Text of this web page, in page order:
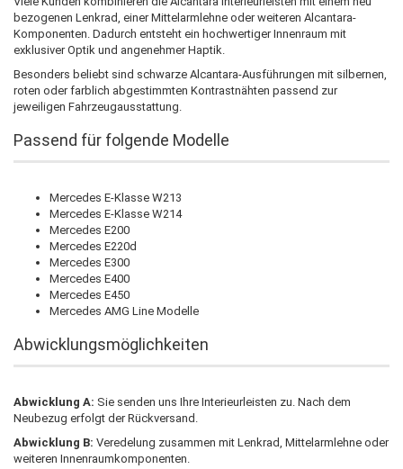
bezogenen Lenkrad, einer Mittelarmlehne oder weiteren Alcantara-
Komponenten. Dadurch entsteht ein hochwertiger Innenraum mit
exklusiver Optik und angenehmer Haptik.
Besonders beliebt sind schwarze Alcantara-Ausführungen mit silbernen,
roten oder farblich abgestimmten Kontrastnähten passend zur
jeweiligen Fahrzeugausstattung.
Passend für folgende Modelle
Mercedes E-Klasse W213
Mercedes E-Klasse W214
Mercedes E200
Mercedes E220d
Mercedes E300
Mercedes E400
Mercedes E450
Mercedes AMG Line Modelle
Abwicklungsmöglichkeiten
Abwicklung A: Sie senden uns Ihre Interieurleisten zu. Nach dem
Neubezug erfolgt der Rückversand.
Abwicklung B: Veredelung zusammen mit Lenkrad, Mittelarmlehne oder
weiteren Innenraumkomponenten.